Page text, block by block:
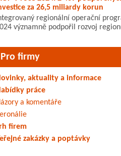
za 26,5 miliardy korun
regionální operační
významně podpořil rozvoj
Pro firmy
aktuality a informace
práce
a komentáře
firem
zakázky a poptávky